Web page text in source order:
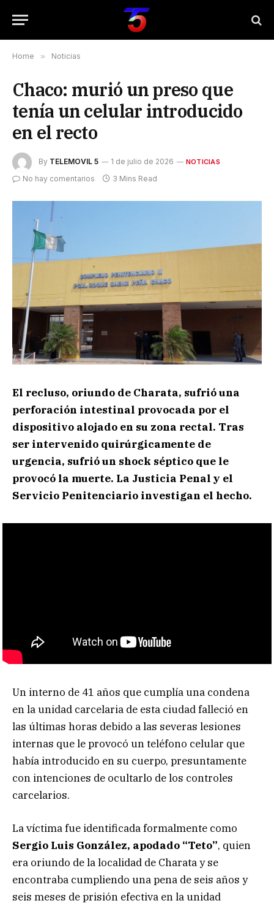
Home » Noticias
Chaco: murió un preso que
tenía un celular introducido
en el recto
By TELEMOVIL 5 1 de julio de 2026 NOTICIAS
No hay comentarios 3 Mins Read
El recluso, oriundo de Charata, sufrió una
perforación intestinal provocada por el
dispositivo alojado en su zona rectal. Tras
ser intervenido quirúrgicamente de
urgencia, sufrió un shock séptico que le
provocó la muerte. La Justicia Penal y el
Servicio Penitenciario investigan el hecho.
Un interno de 41 años que cumplía una condena
en la unidad carcelaria de esta ciudad falleció en
las últimas horas debido a las severas lesiones
internas que le provocó un teléfono celular que
había introducido en su cuerpo, presuntamente
con intenciones de ocultarlo de los controles
carcelarios.
La víctima fue identificada formalmente como
Sergio Luis González, apodado “Teto”, quien
era oriundo de la localidad de Charata y se
encontraba cumpliendo una pena de seis años y
seis meses de prisión efectiva en la unidad